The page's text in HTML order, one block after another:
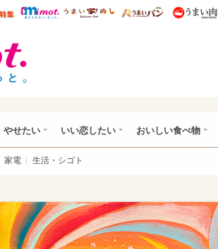
* ウレぴあ総研 ディズニー特集
mimot. うまいめし うまいパン
やせたい いい恋したい おいしい食べ物
家電 生活・シゴト